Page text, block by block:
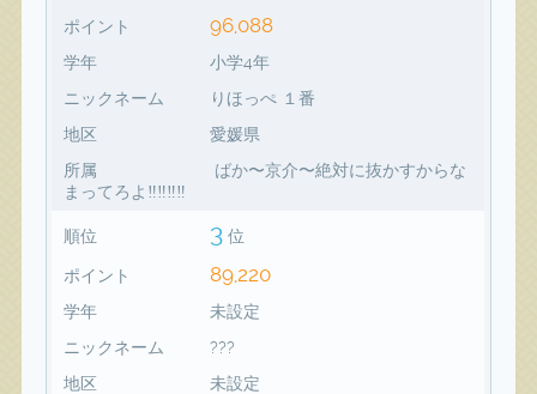
ポイント 96,088
学年
小学4年
ニックネーム
りほっぺ １番
地区
愛媛県
所属
ばか〜京介〜絶対に抜かすからな
まってろよ‼️‼️‼️‼️
順位 3 位
ポイント 89,220
学年
未設定
ニックネーム
???
地区
未設定